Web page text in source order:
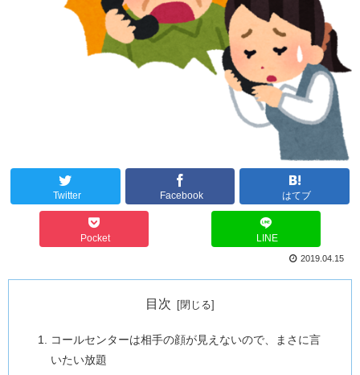
Twitter Facebook はてブ
Pocket LINE
2019.04.15
目次
コールセンターは相手の顔が見えないので、まさに言
いたい放題